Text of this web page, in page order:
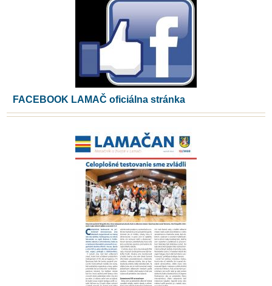
FACEBOOK LAMAČ oficiálna stránka